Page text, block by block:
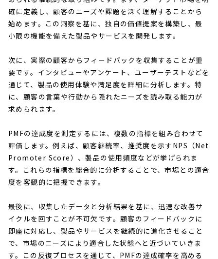
確に定義し、顧客のニーズや課題を深く理解することから
始めます。この洞察を基に、独自の価値提案を構築し、最
小限の機能を備えた製品やサービスを開発します。
次に、実際の顧客からフィードバックを収集することが重
要です。インタビューやアンケート、ユーザーテストなどを
通じて、製品の使用体験や満足度を詳細に分析します。特
に、顧客の言葉や行動から隠れたニーズを読み取る能力が
求められます。
PMFの達成度を測定するには、複数の指標を組み合わせて
評価します。例えば、顧客継続率、推奨度を示すNPS（Net
Promoter Score）、製品の使用頻度などが挙げられま
す。これらの指標を総合的に分析することで、市場との適合
度を客観的に把握できます。
最後に、収集したデータと分析結果を基に、迅速な改善サ
イクルを回すことが不可欠です。顧客のフィードバックに
即座に対応し、製品やサービスを継続的に進化させること
で、市場のニーズにより適合した状態へと近づいていきま
す。この反復プロセスを通じて、PMFの達成確率を高める